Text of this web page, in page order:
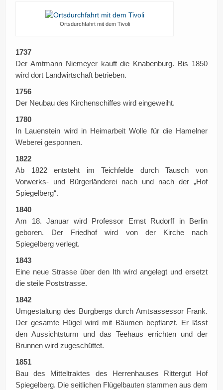
Ortsdurchfahrt mit dem Tivoli
1737
Der Amtmann Niemeyer kauft die Knabenburg. Bis 1850
wird dort Landwirtschaft betrieben.
1756
Der Neubau des Kirchenschiffes wird eingeweiht.
1780
In Lauenstein wird in Heimarbeit Wolle für die Hamelner
Weberei gesponnen.
1822
Ab 1822 entsteht im Teichfelde durch Tausch von
Vorwerks- und Bürgerländerei nach und nach der „Hof
Spiegelberg“.
1840
Am 18. Januar wird Professor Ernst Rudorff in Berlin
geboren. Der Friedhof wird von der Kirche nach
Spiegelberg verlegt.
1843
Eine neue Strasse über den Ith wird angelegt und ersetzt
die steile Poststrasse.
1842
Umgestaltung des Burgbergs durch Amtsassessor Frank.
Der gesamte Hügel wird mit Bäumen bepflanzt. Er lässt
den Aussichtsturm und das Teehaus errichten und der
Brunnen wird zugeschüttet.
1851
Bau des Mitteltraktes des Herrenhauses Rittergut Hof
Spiegelberg. Die seitlichen Flügelbauten stammen aus dem